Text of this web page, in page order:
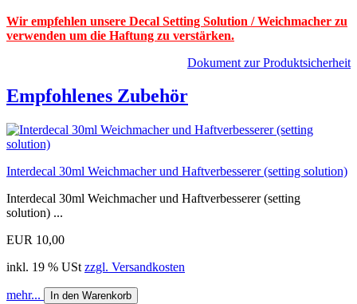
Wir empfehlen unsere Decal Setting Solution / Weichmacher zu
verwenden um die Haftung zu verstärken.
Dokument zur Produktsicherheit
Empfohlenes Zubehör
Interdecal 30ml Weichmacher und Haftverbesserer (setting solution)
Interdecal 30ml Weichmacher und Haftverbesserer (setting
solution) ...
EUR 10,00
inkl. 19 % USt zzgl. Versandkosten
mehr... In den Warenkorb